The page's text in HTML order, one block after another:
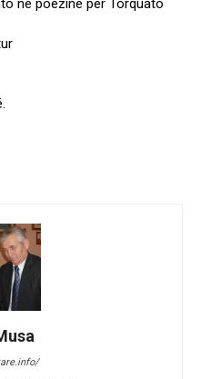
në poezinë për Torquato